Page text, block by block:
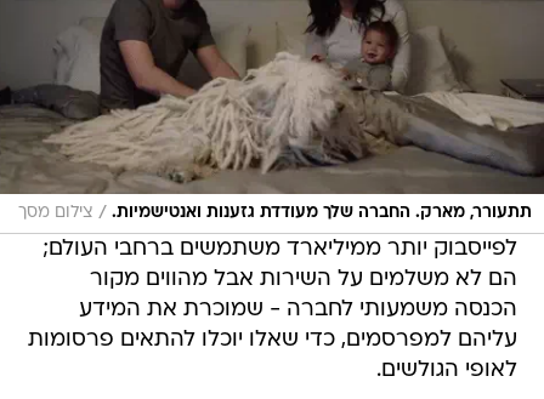
תתעורר, מארק. החברה שלך מעודדת גזענות ואנטישמיות. / צילום מסך
לפייסבוק יותר ממיליארד משתמשים ברחבי העולם;
הם לא משלמים על השירות אבל מהווים מקור
הכנסה משמעותי לחברה - שמוכרת את המידע
עליהם למפרסמים, כדי שאלו יוכלו להתאים פרסומות
לאופי הגולשים.